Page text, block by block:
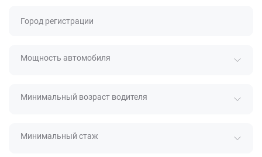
Город регистрации
Мощность автомобиля
Минимальный возраст водителя
Минимальный стаж